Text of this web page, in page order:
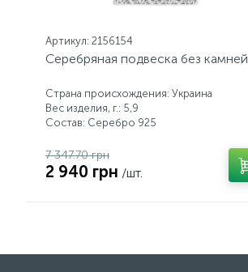
Артикул: 2156154
Серебряная подвеска без камней
Страна происхождения: Украина
Вес изделия, г.: 5,9
Состав: Серебро 925
7 347.70 грн
2 940 грн /шт.